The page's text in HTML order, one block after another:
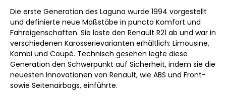
Die erste Generation des Laguna wurde 1994 vorgestellt
und definierte neue Maßstäbe in puncto Komfort und
Fahreigenschaften. Sie löste den Renault R21 ab und war in
verschiedenen Karosserievarianten erhältlich: Limousine,
Kombi und Coupé. Technisch gesehen legte diese
Generation den Schwerpunkt auf Sicherheit, indem sie die
neuesten Innovationen von Renault, wie ABS und Front-
sowie Seitenairbags, einführte.